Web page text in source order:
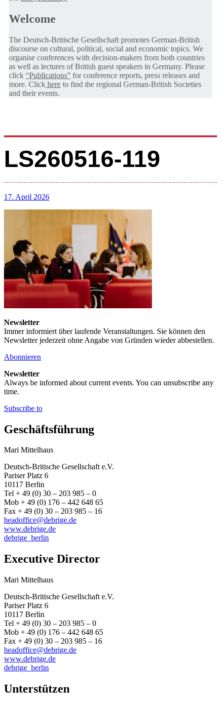
Welcome
The Deutsch-Britische Gesellschaft promotes German-British
discourse on cultural, political, social and economic topics. We
organise conferences with decision-makers from both countries
as well as lectures of British guest speakers in Germany. Please
click “Publications” for conference reports, press releases and
more. Click here to find the regional German-British Societies
and their events.
LS260516-119
17. April 2026
Newsletter
Immer informiert über laufende Veranstaltungen. Sie können den
Newsletter jederzeit ohne Angabe von Gründen wieder abbestellen.
Abonnieren
Newsletter
Always be informed about current events. You can unsubscribe any
time.
Subscribe to
Geschäftsführung
Mari Mittelhaus
Deutsch-Britische Gesellschaft e.V.
Pariser Platz 6
10117 Berlin
Tel + 49 (0) 30 – 203 985 – 0
Mob + 49 (0) 176 – 442 648 65
Fax + 49 (0) 30 – 203 985 – 16
headoffice@debrige.de
www.debrige.de
debrige_berlin
Executive Director
Mari Mittelhaus
Deutsch-Britische Gesellschaft e.V.
Pariser Platz 6
10117 Berlin
Tel + 49 (0) 30 – 203 985 – 0
Mob + 49 (0) 176 – 442 648 65
Fax + 49 (0) 30 – 203 985 – 16
headoffice@debrige.de
www.debrige.de
debrige_berlin
Unterstützen